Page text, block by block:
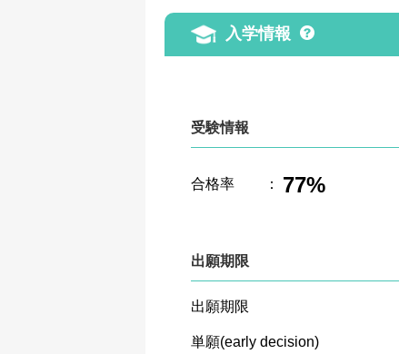
入学情報
受験情報
合格率 ： 77%
出願期限
出願期限
単願(early decision)